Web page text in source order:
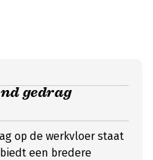
gedrag
op de werkvloer staat
een bredere